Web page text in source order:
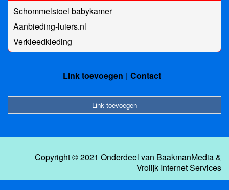
Schommelstoel babykamer
Aanbieding-luiers.nl
Verkleedkleding
Link toevoegen Contact
Link toevoegen
Copyright © 2021 Onderdeel van BaakmanMedia&
Vrolijk Internet Services